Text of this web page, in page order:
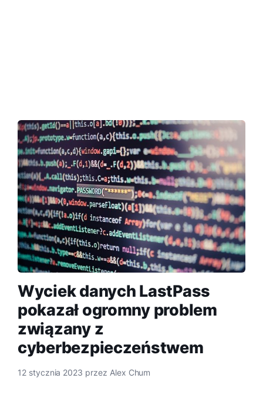
Wyciek danych LastPass
pokazał ogromny problem
związany z
cyberbezpieczeństwem
12 stycznia 2023 przez Alex Chum